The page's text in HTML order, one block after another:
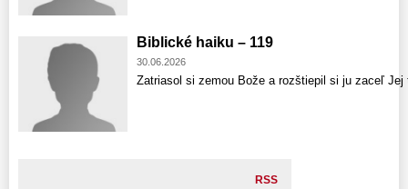
Biblické haiku – 119
30.06.2026
Zatriasol si zemou Bože a rozštiepil si ju zaceľ
RSS